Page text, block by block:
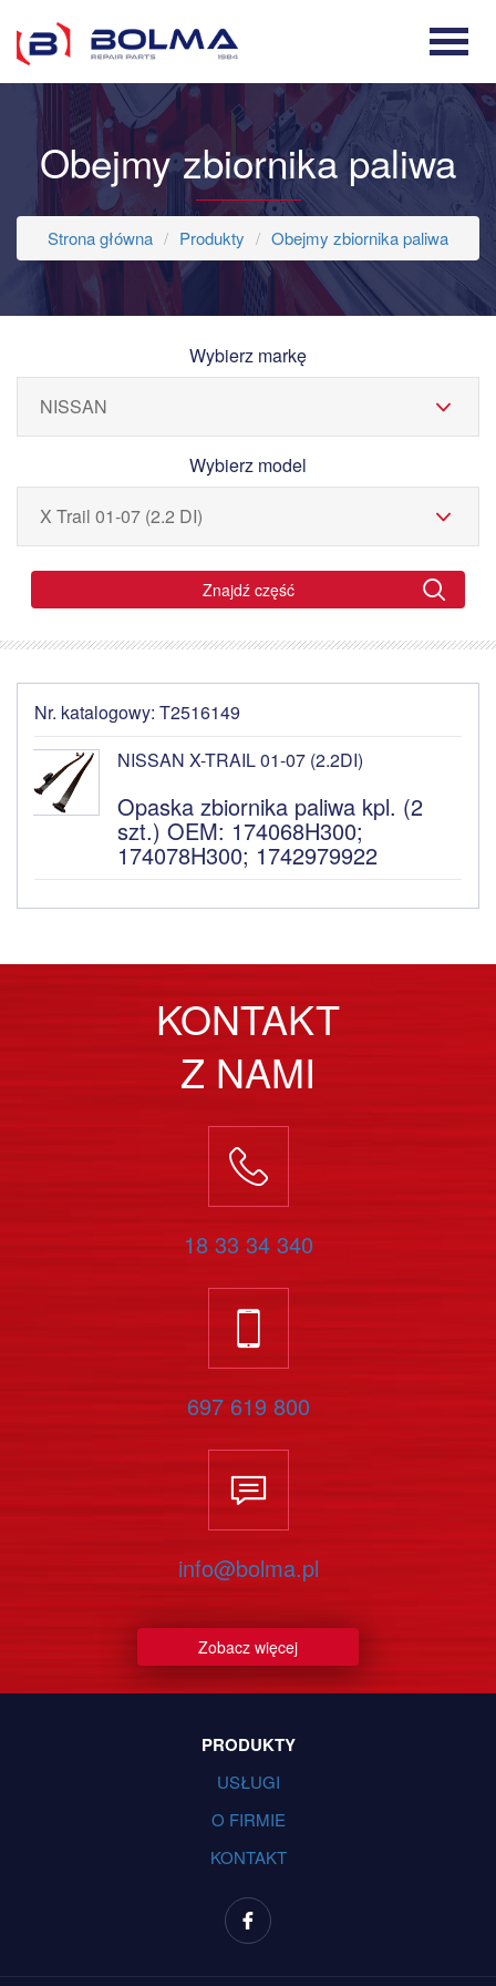
Obejmy zbiornika paliwa
Strona główna Produkty Obejmy zbiornika paliwa
Wybierz markę
Wybierz model
Znajdź część
Nr. katalogowy: T2516149
NISSAN X-TRAIL 01-07 (2.2DI)
Opaska zbiornika paliwa kpl. (2
szt.) OEM: 174068H300;
174078H300; 1742979922
KONTAKT
Z NAMI
18 33 34 340
697 619 800
info@bolma.pl
Zobacz więcej
PRODUKTY
USŁUGI
O FIRMIE
KONTAKT